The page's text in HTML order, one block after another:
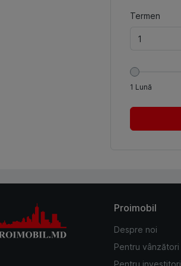
Termen
1 Lună
Proimobil
Despre noi
Pentru vânzători